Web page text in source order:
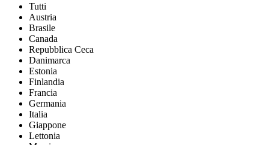
Tutti
Austria
Brasile
Canada
Repubblica Ceca
Danimarca
Estonia
Finlandia
Francia
Germania
Italia
Giappone
Lettonia